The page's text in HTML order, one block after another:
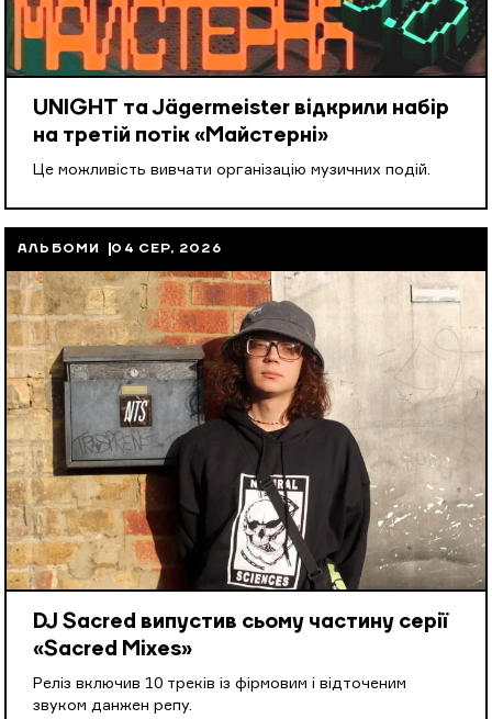
UNIGHT та Jägermeister відкрили набір
на третій потік «Майстерні»
Це можливість вивчати організацію музичних подій.
АЛЬБОМИ 04 СЕР, 2026
DJ Sacred випустив сьому частину серії
«Sacred Mixes»
Реліз включив 10 треків із фірмовим і відточеним
звуком данжен репу.